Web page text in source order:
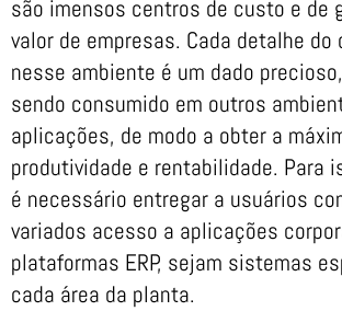
são imensos centros de custo e de
valor de empresas. Cada detalhe do
nesse ambiente é um dado
sendo consumido em outros
aplicações, de modo a obter a
produtividade e rentabilidade. Para
é necessário entregar a usuários
variados acesso a aplicações
plataformas ERP, sejam sistemas
cada área da planta.